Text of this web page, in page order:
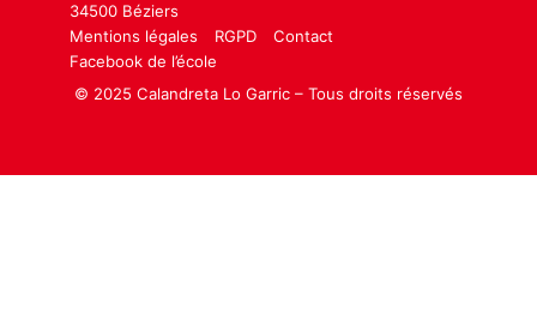
34500 Béziers
Mentions légales
RGPD
Contact
Facebook de l’école
© 2025 Calandreta Lo Garric – Tous droits réservés